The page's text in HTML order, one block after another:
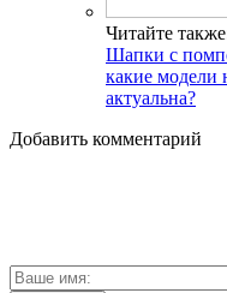
Читайте
Шапки с
какие модели
актуальна?
Добавить комментарий